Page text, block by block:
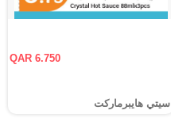
QAR 6.750
سيتي هايبرماركت